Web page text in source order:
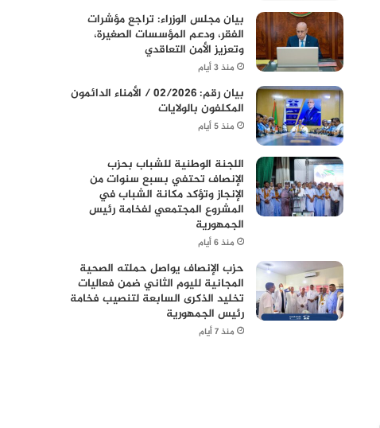
بيان مجلس الوزراء: تراجع مؤشرات
الفقر، ودعم المؤسسات الصغيرة،
وتعزيز الأمن التعاقدي
منذ 3 أيام
بيان رقم: 02/2026 / الأمناء الدائمون
المكلفون بالولايات
منذ 5 أيام
اللجنة الوطنية للشباب بحزب
الإنصاف تحتفي بسبع سنوات من
الإنجاز وتؤكد مكانة الشباب في
المشروع المجتمعي لفخامة رئيس
الجمهورية
منذ 6 أيام
حزب الإنصاف يواصل حملته الصحية
المجانية لليوم الثاني ضمن فعاليات
تخليد الذكرى السابعة لتنصيب فخامة
رئيس الجمهورية
منذ 7 أيام